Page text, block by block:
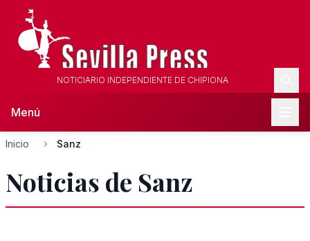
NOTICIARIO INDEPENDIENTE DE CHIPIONA
Menú
Inicio Sanz
Noticias de Sanz